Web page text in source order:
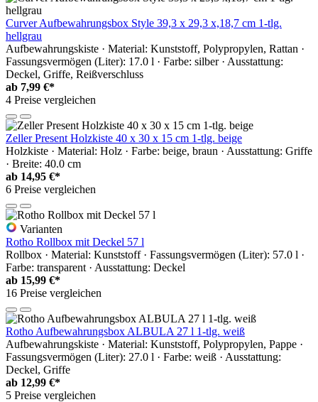
Curver Aufbewahrungsbox Style 39,3 x 29,3 x,18,7 cm 1-tlg.
hellgrau
Aufbewahrungskiste · Material: Kunststoff, Polypropylen, Rattan ·
Fassungsvermögen (Liter): 17.0 l · Farbe: silber · Ausstattung:
Deckel, Griffe, Reißverschluss
ab 7,99 €*
4 Preise vergleichen
Zeller Present Holzkiste 40 x 30 x 15 cm 1-tlg. beige
Holzkiste · Material: Holz · Farbe: beige, braun · Ausstattung: Griffe
· Breite: 40.0 cm
ab 14,95 €*
6 Preise vergleichen
Varianten
Rotho Rollbox mit Deckel 57 l
Rollbox · Material: Kunststoff · Fassungsvermögen (Liter): 57.0 l ·
Farbe: transparent · Ausstattung: Deckel
ab 15,99 €*
16 Preise vergleichen
Rotho Aufbewahrungsbox ALBULA 27 l 1-tlg. weiß
Aufbewahrungskiste · Material: Kunststoff, Polypropylen, Pappe ·
Fassungsvermögen (Liter): 27.0 l · Farbe: weiß · Ausstattung:
Deckel, Griffe
ab 12,99 €*
5 Preise vergleichen